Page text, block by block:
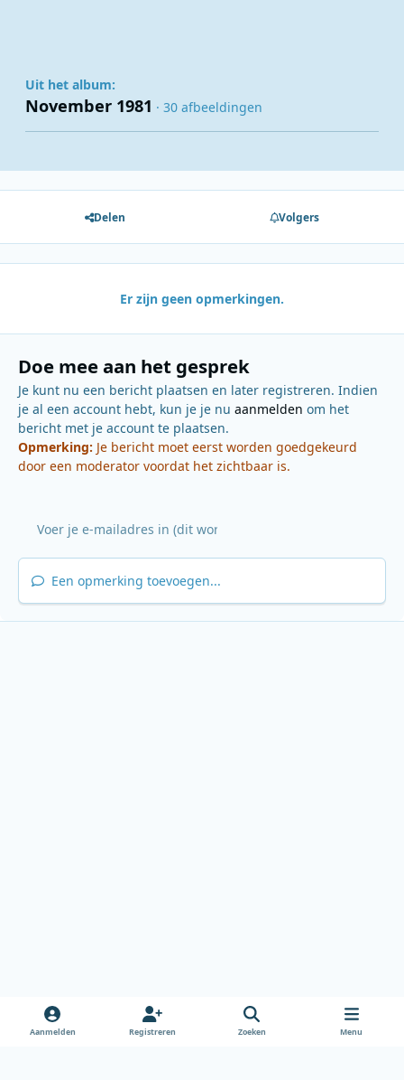
Uit het album:
November 1981 · 30 afbeeldingen
Delen Volgers
Er zijn geen opmerkingen.
Doe mee aan het gesprek
Je kunt nu een bericht plaatsen en later registreren. Indien
je al een account hebt, kun je je nu aanmelden om het
bericht met je account te plaatsen.
Opmerking: Je bericht moet eerst worden goedgekeurd
door een moderator voordat het zichtbaar is.
Een opmerking toevoegen...
Aanmelden Registreren Zoeken Menu